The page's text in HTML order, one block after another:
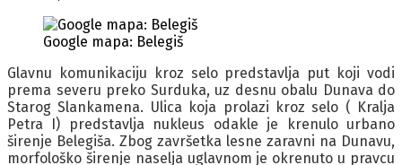
Google mapa: Belegiš
Glavnu komunikaciju kroz selo predstavlja put koji vodi
prema severu preko Surduka, uz desnu obalu Dunava do
Starog Slankamena. Ulica koja prolazi kroz selo ( Kralja
Petra I) predstavlja nukleus odakle je krenulo urbano
širenje Belegiša. Zbog završetka lesne zaravni na Dunavu,
morfološko širenje naselja uglavnom je okrenuto u pravcu